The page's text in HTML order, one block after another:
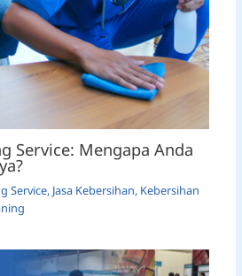
Service: Mengapa Anda
Service, Jasa Kebersihan, Kebersihan